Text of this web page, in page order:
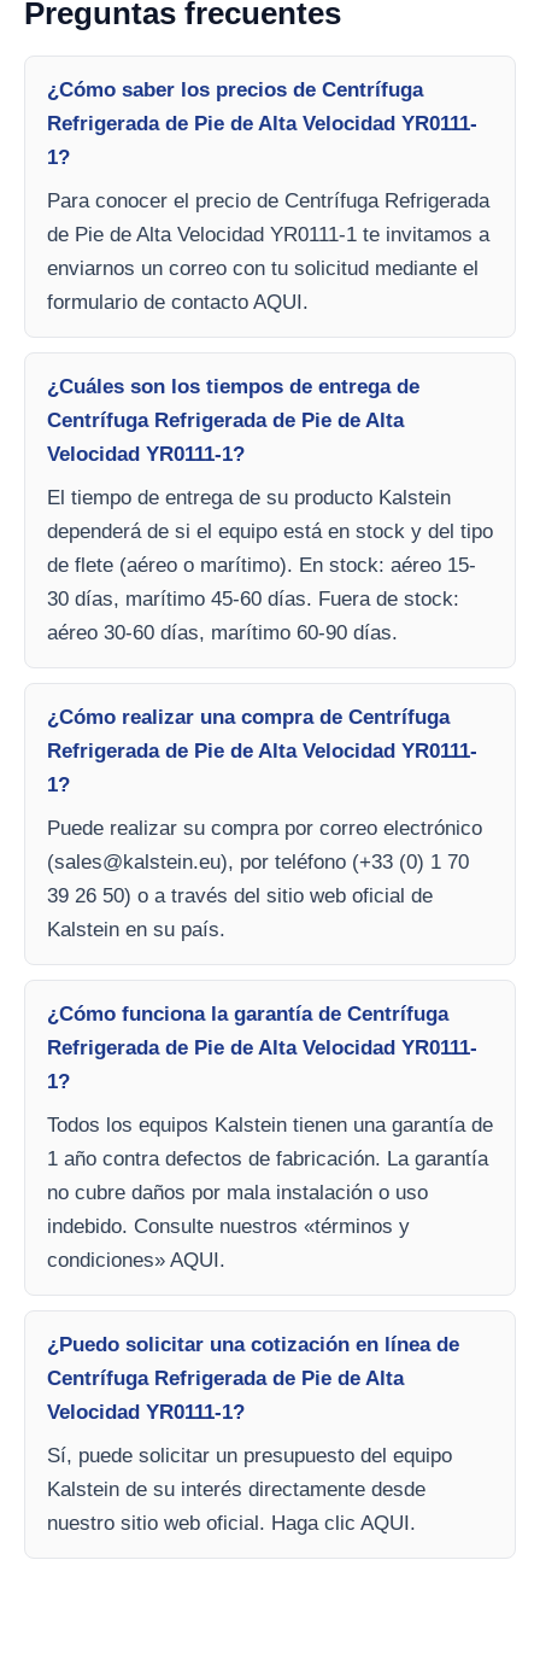
Preguntas frecuentes
¿Cómo saber los precios de Centrífuga
Refrigerada de Pie de Alta Velocidad YR0111-
1?
Para conocer el precio de Centrífuga Refrigerada
de Pie de Alta Velocidad YR0111-1 te invitamos a
enviarnos un correo con tu solicitud mediante el
formulario de contacto AQUI.
¿Cuáles son los tiempos de entrega de
Centrífuga Refrigerada de Pie de Alta
Velocidad YR0111-1?
El tiempo de entrega de su producto Kalstein
dependerá de si el equipo está en stock y del tipo
de flete (aéreo o marítimo). En stock: aéreo 15-
30 días, marítimo 45-60 días. Fuera de stock:
aéreo 30-60 días, marítimo 60-90 días.
¿Cómo realizar una compra de Centrífuga
Refrigerada de Pie de Alta Velocidad YR0111-
1?
Puede realizar su compra por correo electrónico
(sales@kalstein.eu), por teléfono (+33 (0) 1 70
39 26 50) o a través del sitio web oficial de
Kalstein en su país.
¿Cómo funciona la garantía de Centrífuga
Refrigerada de Pie de Alta Velocidad YR0111-
1?
Todos los equipos Kalstein tienen una garantía de
1 año contra defectos de fabricación. La garantía
no cubre daños por mala instalación o uso
indebido. Consulte nuestros «términos y
condiciones» AQUI.
¿Puedo solicitar una cotización en línea de
Centrífuga Refrigerada de Pie de Alta
Velocidad YR0111-1?
Sí, puede solicitar un presupuesto del equipo
Kalstein de su interés directamente desde
nuestro sitio web oficial. Haga clic AQUI.